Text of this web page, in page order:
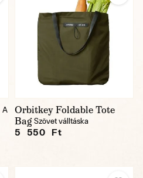
A
Orbitkey Foldable Tote
Bag Szövet válltáska
5 550 Ft